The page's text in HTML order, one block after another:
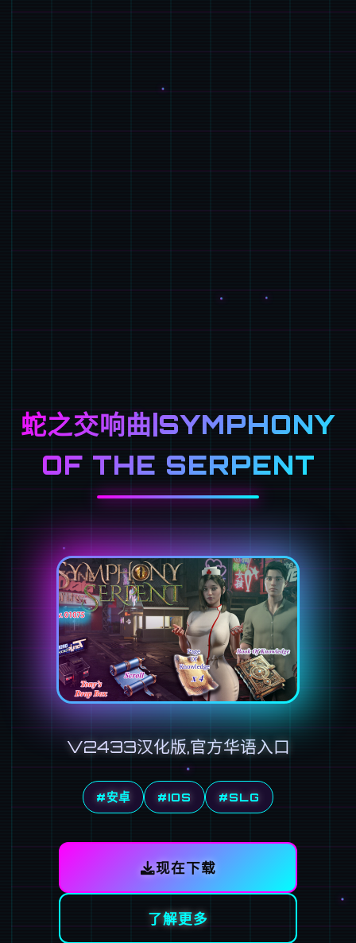
蛇之交响曲|SYMPHONY
OF THE SERPENT
V2433汉化版,官方华语入口
#安卓 #IOS #SLG
现在下载
了解更多